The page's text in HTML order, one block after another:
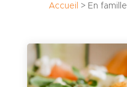
Accueil > En famille